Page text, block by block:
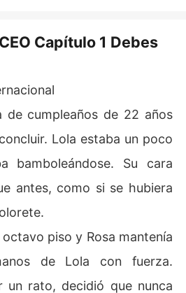
de una habitación de hotel. C
solo podía recordar vagament
¿era un demonio que lo estab
Capítulo 1 Debes
de cumpleaños de 22 años
Lola estaba un poco
bamboleándose. Su cara
antes, como si se hubiera
piso y Rosa mantenía
de Lola con fuerza.
un rato, decidió que nunca